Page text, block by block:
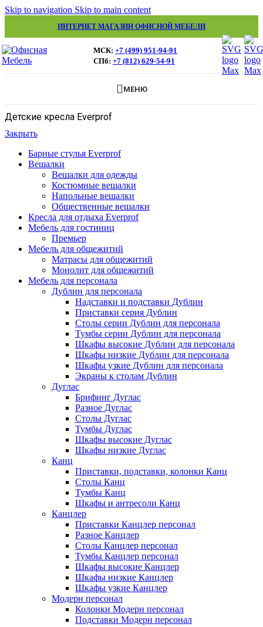
Skip to navigation Skip to main content
ИНТЕРНЕТ МАГАЗИН ОФИСНОЙ МЕБЕЛИ
МСК: +7 (499) 951-94-91
СПб: +7 (812) 629-54-91
МЕНЮ
Детские кресла Everprof
Закрыть
Барные стулья Everprof
Вешалки
Вешалки для одежды
Костюмные вешалки
Напольные вешалки
Общественные вешалки
Кресла для отдыха Everprof
Мебель для гостиниц
Премьер
Мебель для общежитий
Матрасы для общежитий
Монолит для общежитий
Мебель для персонала
Дублин для персонала
Надставки и подставки Дублин
Приставки серия Дублин
Столы серии Дублин для персонала
Тумбы серии Дублин для персонала
Шкафы высокие Дублин для персонала
Шкафы низкие Дублин для персонала
Шкафы узкие Дублин для персонала
Экраны к столам Дублин
Дуглас
Брифинг Дуглас
Разное Дуглас
Столы Дуглас
Тумбы Дуглас
Шкафы высокие Дуглас
Шкафы низкие Дуглас
Канц
Приставки, подставки, колонки Канц
Столы Канц
Тумбы Канц
Шкафы и антресоли Канц
Канцлер
Приставки Канцлер персонал
Разное Канцлер
Столы Канцлер персонал
Тумбы Канцлер персонал
Шкафы высокие Канцлер
Шкафы низкие Канцлер
Шкафы узкие Канцлер
Модерн персонал
Колонки Модерн персонал
Подставки Модерн персонал